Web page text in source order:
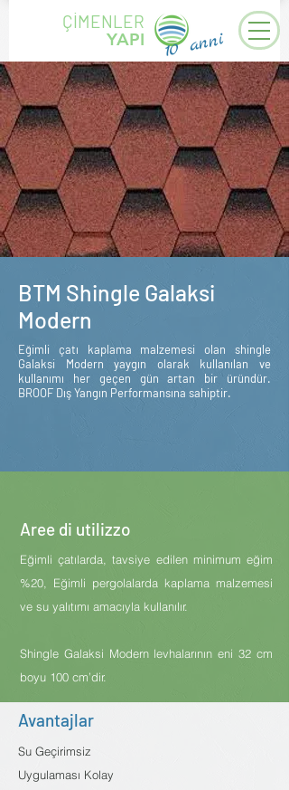
ÇİMENLER
YAPI
10 anni
BTM Shingle Galaksi
Modern
Eğimli çatı kaplama malzemesi olan shingle
Galaksi Modern yaygın olarak kullanılan ve
kullanımı her geçen gün artan bir üründür.
BROOF Dış Yangın Performansına sahiptir.
Aree di utilizzo
Eğimli çatılarda, tavsiye edilen minimum eğim
%20, Eğimli pergolalarda kaplama malzemesi
ve su yalıtımı amacıyla kullanılır.
Shingle Galaksi Modern levhalarının eni 32 cm
boyu 100 cm’dir.
Su Geçirimsiz
Uygulaması Kolay
Avantajlar